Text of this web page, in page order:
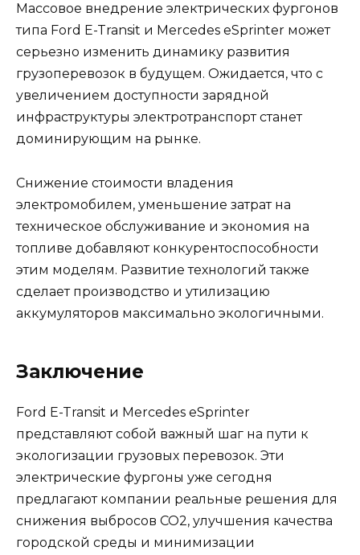
Массовое внедрение электрических фургонов
типа Ford E-Transit и Mercedes eSprinter может
серьезно изменить динамику развития
грузоперевозок в будущем. Ожидается, что с
увеличением доступности зарядной
инфраструктуры электротранспорт станет
доминирующим на рынке.
Снижение стоимости владения
электромобилем, уменьшение затрат на
техническое обслуживание и экономия на
топливе добавляют конкурентоспособности
этим моделям. Развитие технологий также
сделает производство и утилизацию
аккумуляторов максимально экологичными.
Заключение
Ford E-Transit и Mercedes eSprinter
представляют собой важный шаг на пути к
экологизации грузовых перевозок. Эти
электрические фургоны уже сегодня
предлагают компании реальные решения для
снижения выбросов CO2, улучшения качества
городской среды и минимизации